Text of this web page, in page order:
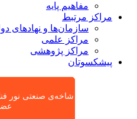
مفاهیم پایه
مراکز مرتبط
سازمان‌ها و نهادهای
مراکز علمی
مراکز پژوهشی
پیشکسوتان
شاخه‌ی صنعتی نور
عضو